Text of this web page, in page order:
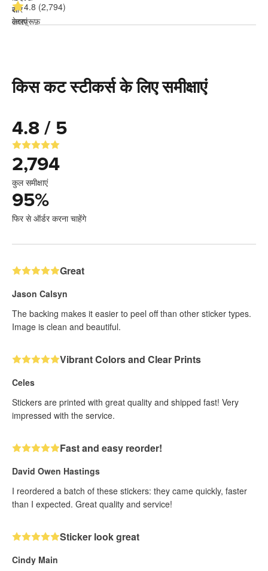
4.8 (2,794)
किस कट स्टीकर्स के लिए समीक्षाएं
4.8 / 5
2,794
कुल समीक्षाएं
95%
फिर से ऑर्डर करना चाहेंगे
Great
Jason Calsyn
The backing makes it easier to peel off than other sticker types.
Image is clean and beautiful.
Vibrant Colors and Clear Prints
Celes
Stickers are printed with great quality and shipped fast! Very
impressed with the service.
Fast and easy reorder!
David Owen Hastings
I reordered a batch of these stickers: they came quickly, faster
than I expected. Great quality and service!
Sticker look great
Cindy Main